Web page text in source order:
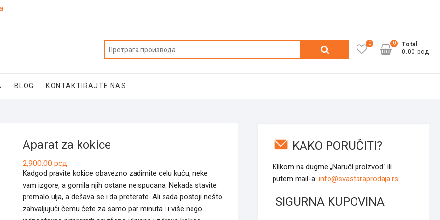
Претрага
0
Total
0.00 рсд
0
BLOG KONTAKTIRAJTE NAS
Aparat za kokice
2,900.00 рсд
Kadgod pravite kokice obavezno zadimite celu kuću, neke
vam izgore, a gomila njih ostane neispucana. Nekada stavite
premalo ulja, a dešava se i da preterate. Ali sada postoji nešto
zahvaljujući čemu ćete za samo par minuta i i više nego
KAKO PORUČITI?
Klikom na dugme „Naruči proizvod“ ili
putem mail-a: info@svastaraprodaja.rs
SIGURNA KUPOVINA